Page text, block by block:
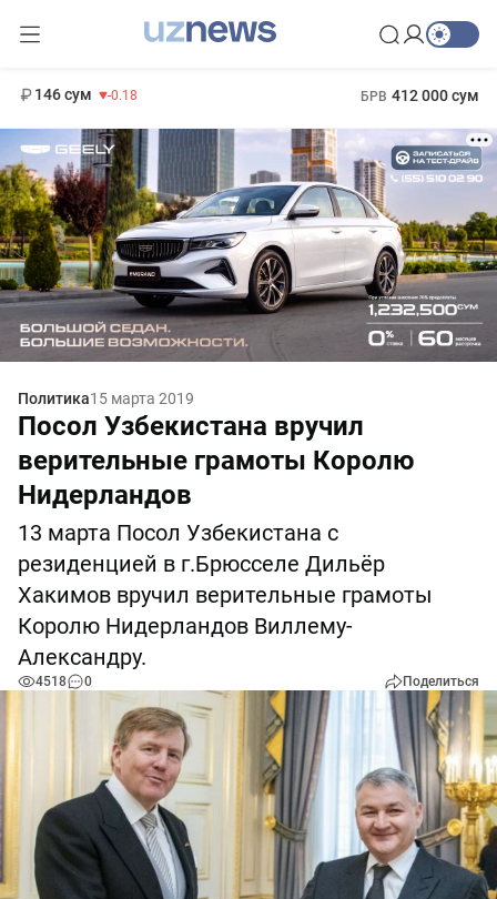
146 сум -0.18 БРВ 412 000 сум
Политика15 марта 2019
Посол Узбекистана вручил
верительные грамоты Королю
Нидерландов
13 марта Посол Узбекистана с
резиденцией в г.Брюсселе Дильёр
Хакимов вручил верительные грамоты
Королю Нидерландов Виллему-
Александру.
4518 0 Поделиться